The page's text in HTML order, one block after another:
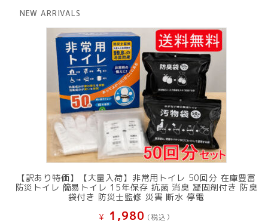
で
し
た。
¥ 11,801
で
す。
NEW ARRIVALS
【訳あり特価】【大量入荷】非常用トイレ 50回分 在庫豊富
防災トイレ 簡易トイレ 15年保存 抗菌 消臭 凝固剤付き 防臭
袋付き 防災士監修 災害 断水 停電
¥ 1,980 (税込）